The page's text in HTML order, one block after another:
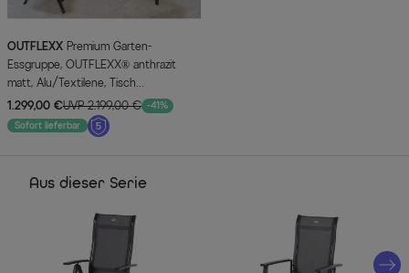
OUTFLEXX
Essgruppe, OUTFLEXX® anthrazit
matt, Alu/Textilene, Tisch
180/240x100cm, 4 Stapel-, 2
Klappstühle
1.299,00 €UVP 2.199,00 € -41%
Sofort lieferbar
Aus dieser Serie